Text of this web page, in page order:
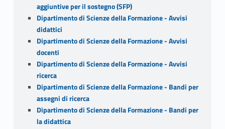
aggiuntive per il sostegno (SFP)
Dipartimento di Scienze della Formazione - Avvisi
didattici
Dipartimento di Scienze della Formazione - Avvisi
docenti
Dipartimento di Scienze della Formazione - Avvisi
ricerca
Dipartimento di Scienze della Formazione - Bandi per
assegni di ricerca
Dipartimento di Scienze della Formazione - Bandi per
la didattica